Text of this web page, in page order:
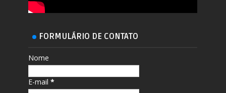
FORMULÁRIO DE CONTATO
Nome
E-mail*